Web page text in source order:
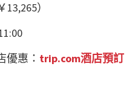
）
優惠： trip.com酒店預訂